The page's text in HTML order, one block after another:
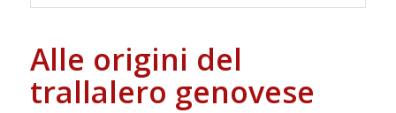
Alle origini del
trallalero genovese